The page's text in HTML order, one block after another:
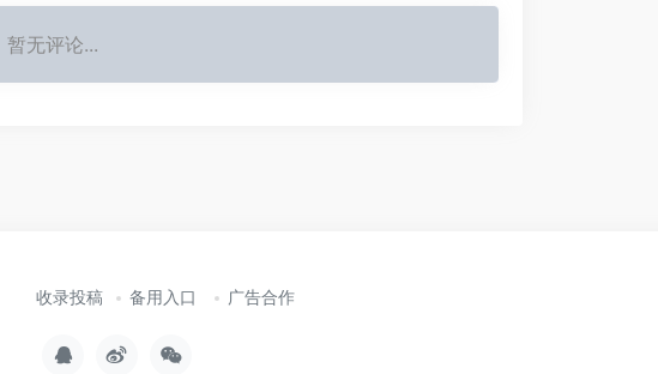
暂无评论...
收录投稿 备用入口 广告合作